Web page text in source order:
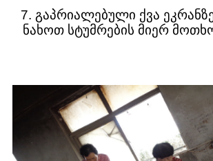
7. გაპრიალებული ქვა
ნახოთ სტუმრების მიერ